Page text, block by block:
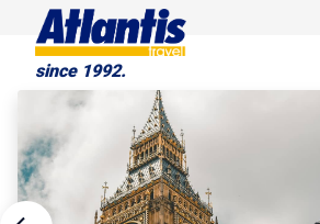
since 1992.